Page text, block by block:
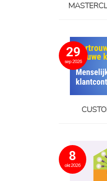
29
sep 2026
8
okt 2026